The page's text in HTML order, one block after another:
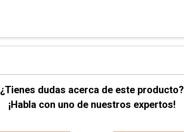
¿Tienes dudas acerca de este producto?
¡Habla con uno de nuestros expertos!